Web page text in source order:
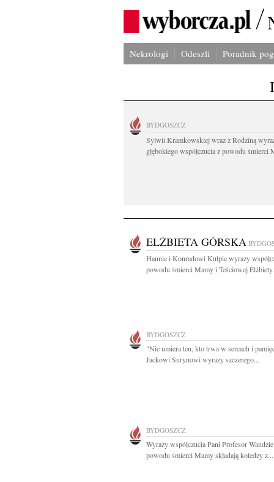
Nekrologi Odeszli Poradnik
BYDGOSZCZ
Sylwii Kramkowskiej wraz z Rodziną
głębokiego współczucia z powodu śmierci
ELŻBIETA GÓRSKA
Hannie i Konradowi Kulpie wyrazy
powodu śmierci Mamy i Teściowej
BYDGOSZCZ
"Nie umiera ten, kto trwa w sercach i
Jackowi Surynowi wyrazy szczerego...
BYDGOSZCZ
Wyrazy współczucia Pani Profesor
powodu śmierci Mamy składają koledzy z...